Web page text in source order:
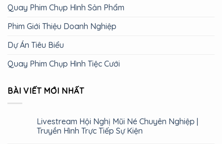
Quay Phim Chụp Hình Sản Phẩm
Phim Giới Thiệu Doanh Nghiệp
Dự Án Tiêu Biểu
Quay Phim Chụp Hình Tiệc Cưới
BÀI VIẾT MỚI NHẤT
Livestream Hội Nghị Mũi Né Chuyên Nghiệp |
Truyền Hình Trực Tiếp Sự Kiện